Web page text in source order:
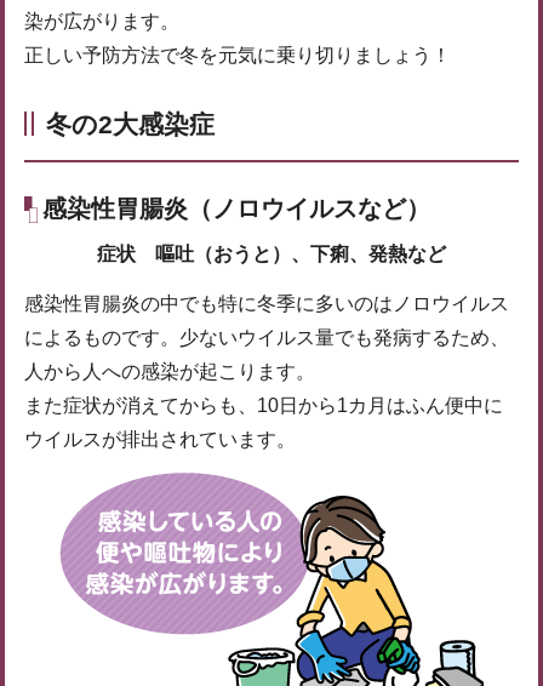
染が広がります。
正しい予防方法で冬を元気に乗り切りましょう！
冬の2大感染症
感染性胃腸炎（ノロウイルスなど）
症状 嘔吐（おうと）、下痢、発熱など
感染性胃腸炎の中でも特に冬季に多いのはノロウイルス
によるものです。少ないウイルス量でも発病するため、
人から人への感染が起こります。
また症状が消えてからも、10日から1カ月はふん便中に
ウイルスが排出されています。